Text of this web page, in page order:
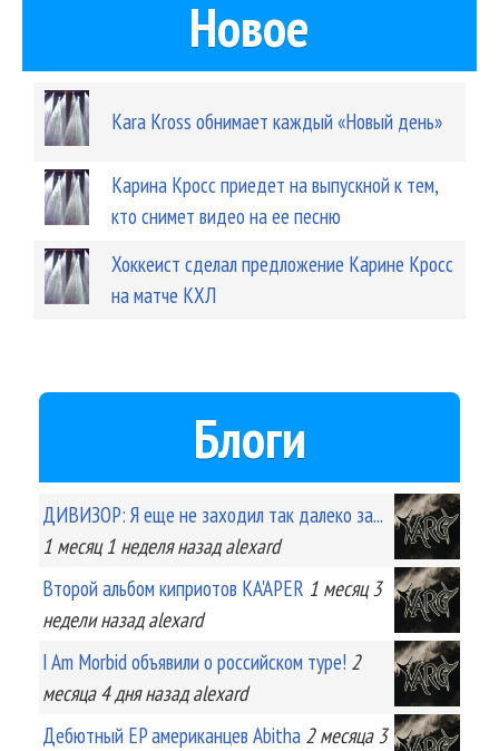
Новое
Kara Kross обнимает каждый «Новый день»
Карина Кросс приедет на выпускной к тем,
кто снимет видео на ее песню
Хоккеист сделал предложение Карине Кросс
на матче КХЛ
Блоги
ДИВИЗОР: Я еще не заходил так далеко за...
1 месяц 1 неделяназад alexard
Второй альбом киприотов KA'APER 1 месяц 3
неделиназад alexard
I Am Morbid объявили о российском туре! 2
месяца 4 дняназад alexard
Дебютный EP американцев Abitha 2 месяца 3